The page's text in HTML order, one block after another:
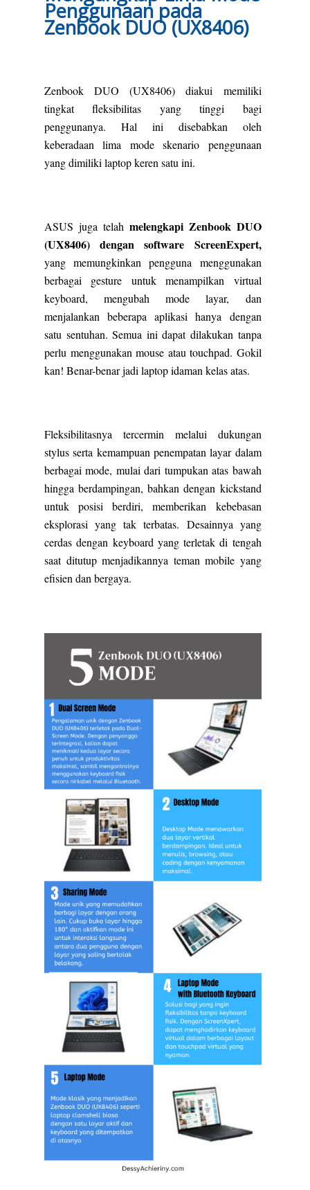
Penggunaan pada
Zenbook DUO (UX8406)
Zenbook DUO (UX8406) diakui memiliki
tingkat fleksibilitas yang tinggi bagi
penggunanya. Hal ini disebabkan oleh
keberadaan lima mode skenario penggunaan
yang dimiliki laptop keren satu ini.
ASUS juga telah melengkapi Zenbook DUO
(UX8406) dengan software ScreenExpert,
yang memungkinkan pengguna menggunakan
berbagai gesture untuk menampilkan virtual
keyboard, mengubah mode layar, dan
menjalankan beberapa aplikasi hanya dengan
satu sentuhan. Semua ini dapat dilakukan tanpa
perlu menggunakan mouse atau touchpad. Gokil
kan! Benar-benar jadi laptop idaman kelas atas.
Fleksibilitasnya tercermin melalui dukungan
stylus serta kemampuan penempatan layar dalam
berbagai mode, mulai dari tumpukan atas bawah
hingga berdampingan, bahkan dengan kickstand
untuk posisi berdiri, memberikan kebebasan
eksplorasi yang tak terbatas. Desainnya yang
cerdas dengan keyboard yang terletak di tengah
saat ditutup menjadikannya teman mobile yang
efisien dan bergaya.